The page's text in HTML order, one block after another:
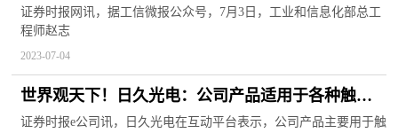
息和通信技术部部长佩亚·穆舍伦加
证券时报网讯，据工信微报公众号，7月3日，工业和信息化部总工
程师赵志
2023-07-04
世界观天下！日久光电：公司产品适用于各种触控
方式的人机交互终端场景
证券时报e公司讯，日久光电在互动平台表示，公司产品主要用于触